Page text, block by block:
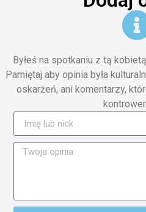
Byłeś na spotkaniu z tą
Pamiętaj aby opinia była
oskarżeń, ani komentarzy,